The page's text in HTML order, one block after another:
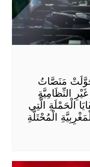
مَنَصَّاتُ
النِّظَامِيَّةِ
الْحَمْلَةِ الَّتِي
الْمُحْتَلَّةِ